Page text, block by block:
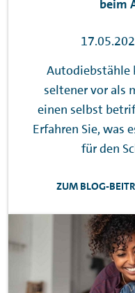
beim
Autodiebstähle
seltener vor als
einen selbst
Erfahren Sie, was
für den
ZUM BLOG-